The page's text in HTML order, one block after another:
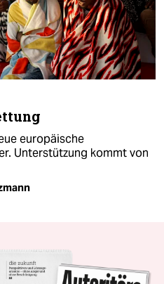
europäische
Unterstützung kommt von